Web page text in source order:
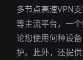
多节点高速VPN
等主流平台，一
论您使用何种设
护。此外，还提